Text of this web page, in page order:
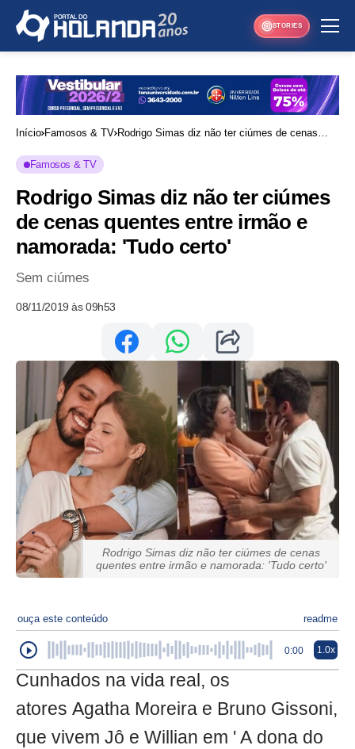
STORIES
Início Famosos & TV Rodrigo Simas diz não ter ciúmes de cenas
Famosos & TV
Rodrigo Simas diz não ter ciúmes
de cenas quentes entre irmão e
namorada: 'Tudo certo'
Sem ciúmes
08/11/2019 às 09h53
Rodrigo Simas diz não ter ciúmes de cenas
quentes entre irmão e namorada: 'Tudo certo'
ouça este conteúdo readme
0:00 1.0x
Cunhados na vida real, os
atores Agatha Moreira e Bruno Gissoni,
que vivem Jô e Willian em ' A dona do